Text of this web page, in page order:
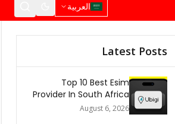
العربية
Latest Posts
Top 10 Best Esim
Provider In South Africa
2026
August 6, 2026